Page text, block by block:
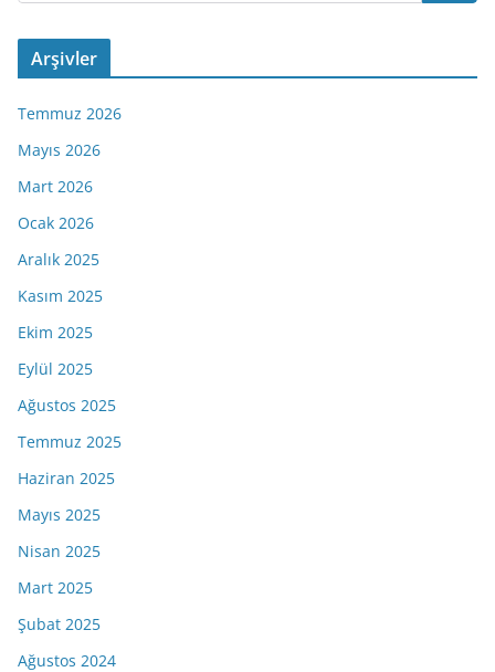
Arşivler
Temmuz 2026
Mayıs 2026
Mart 2026
Ocak 2026
Aralık 2025
Kasım 2025
Ekim 2025
Eylül 2025
Ağustos 2025
Temmuz 2025
Haziran 2025
Mayıs 2025
Nisan 2025
Mart 2025
Şubat 2025
Ağustos 2024